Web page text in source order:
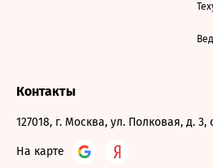
Контакты
127018, г. Москва, ул. Полковая, д. 3,
На карте